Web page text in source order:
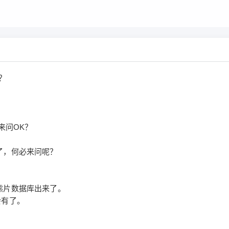
OK？
何必来问呢？
数据库出来了。
了。